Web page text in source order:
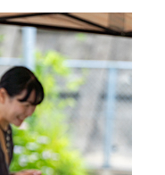
MESSAGE
人が減っても大丈夫な社
ENERGY